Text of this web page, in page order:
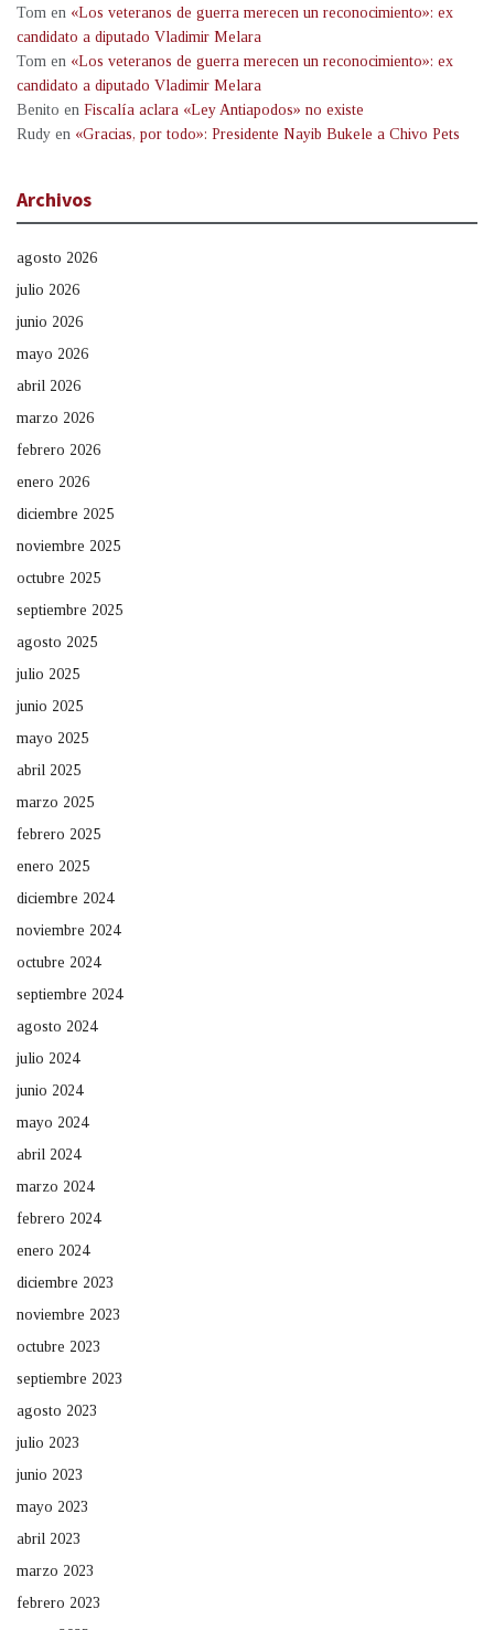
Tom en «Los veteranos de guerra merecen un reconocimiento»: ex
candidato a diputado Vladimir Melara
Tom en «Los veteranos de guerra merecen un reconocimiento»: ex
candidato a diputado Vladimir Melara
Benito en Fiscalía aclara «Ley Antiapodos» no existe
Rudy en «Gracias, por todo»: Presidente Nayib Bukele a Chivo Pets
Archivos
agosto 2026
julio 2026
junio 2026
mayo 2026
abril 2026
marzo 2026
febrero 2026
enero 2026
diciembre 2025
noviembre 2025
octubre 2025
septiembre 2025
agosto 2025
julio 2025
junio 2025
mayo 2025
abril 2025
marzo 2025
febrero 2025
enero 2025
diciembre 2024
noviembre 2024
octubre 2024
septiembre 2024
agosto 2024
julio 2024
junio 2024
mayo 2024
abril 2024
marzo 2024
febrero 2024
enero 2024
diciembre 2023
noviembre 2023
octubre 2023
septiembre 2023
agosto 2023
julio 2023
junio 2023
mayo 2023
abril 2023
marzo 2023
febrero 2023